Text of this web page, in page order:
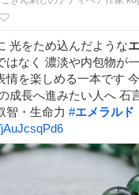
光をため込んだような
はなく 濃淡や内包物が
情を楽しめる一本です
成長へ進みたい人へ 石
智・生命力 #エメラルド